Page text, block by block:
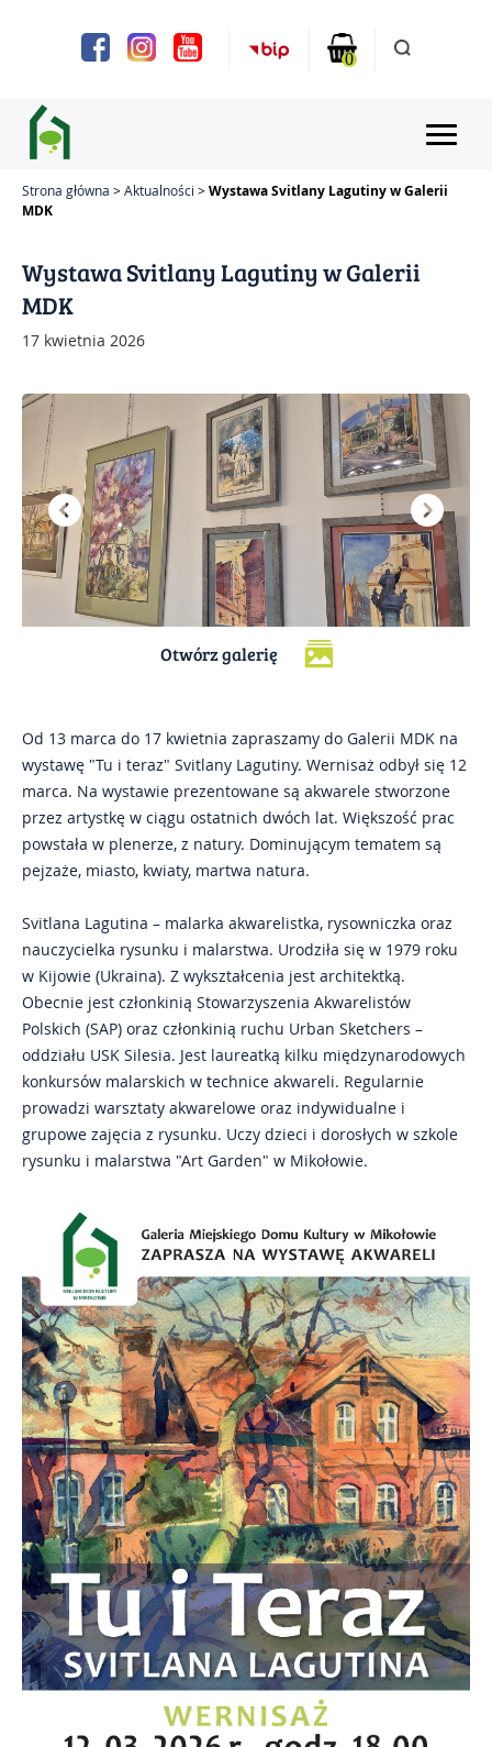
system
ułatwień
dostępu.
0
Aktualności
Zajęcia
Bilety
Kontakt
Impresje Mikołowskie
Mikołowskie Dni Muzyki
Strona główna Aktualności
Wystawa Svitlany Lagutiny w Galerii
MDK
Wystawa Svitlany Lagutiny w Galerii
MDK
17 kwietnia 2026
Otwórz galerię
Od 13 marca do 17 kwietnia zapraszamy do Galerii MDK na
wystawę "Tu i teraz" Svitlany Lagutiny. Wernisaż odbył się 12
marca. Na wystawie prezentowane są akwarele stworzone
przez artystkę w ciągu ostatnich dwóch lat. Większość prac
powstała w plenerze, z natury. Dominującym tematem są
pejzaże, miasto, kwiaty, martwa natura.
Svitlana Lagutina – malarka akwarelistka, rysowniczka oraz
nauczycielka rysunku i malarstwa. Urodziła się w 1979 roku
w Kijowie (Ukraina). Z wykształcenia jest architektką.
Obecnie jest członkinią Stowarzyszenia Akwarelistów
Polskich (SAP) oraz członkinią ruchu Urban Sketchers –
oddziału USK Silesia. Jest laureatką kilku międzynarodowych
konkursów malarskich w technice akwareli. Regularnie
prowadzi warsztaty akwarelowe oraz indywidualne i
grupowe zajęcia z rysunku. Uczy dzieci i dorosłych w szkole
rysunku i malarstwa "Art Garden" w Mikołowie.